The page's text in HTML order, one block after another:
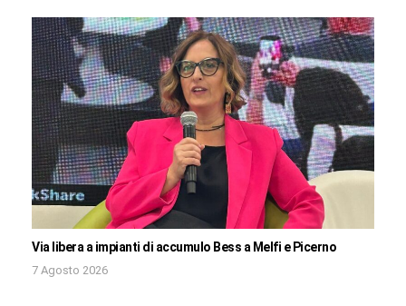
Via libera a impianti di accumulo Bess a Melfi e Picerno
7 Agosto 2026